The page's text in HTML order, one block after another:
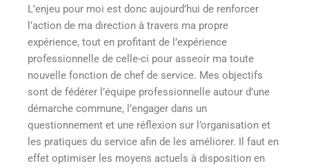
L’enjeu pour moi est donc aujourd’hui de renforcer
l’action de ma direction à travers ma propre
expérience, tout en profitant de l’expérience
professionnelle de celle-ci pour asseoir ma toute
nouvelle fonction de chef de service. Mes objectifs
sont de fédérer l’équipe professionnelle autour d’une
démarche commune, l’engager dans un
questionnement et une réflexion sur l’organisation et
les pratiques du service afin de les améliorer. Il faut en
effet optimiser les moyens actuels à disposition en